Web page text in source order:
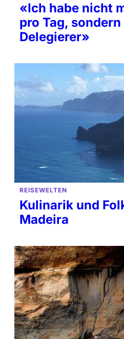
«Ich habe nicht
pro Tag,
Delegierer»
REISEWELTEN
Kulinarik und
Madeira